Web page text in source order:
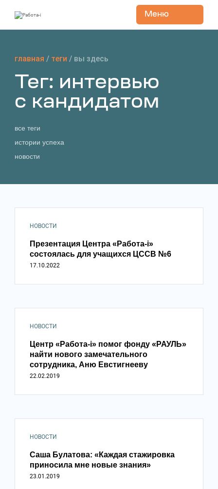
содержанию
Меню
главная / теги / вы здесь
Тег: интервью
с кандидатом
все теги
истории успеха
новости
НОВОСТИ
Презентация Центра «Работа-i»
состоялась для учащихся ЦССВ №6
17.10.2022
НОВОСТИ
Центр «Работа-i» помог фонду «РАУЛЬ»
найти нового замечательного
сотрудника, Аню Евстигнееву
22.02.2019
НОВОСТИ
Саша Булатова: «Каждая стажировка
приносила мне новые знания»
23.01.2019